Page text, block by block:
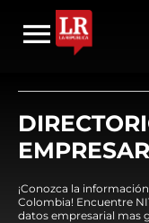
¡Conozca la
Colombia! Encuentre
datos empresarial mas